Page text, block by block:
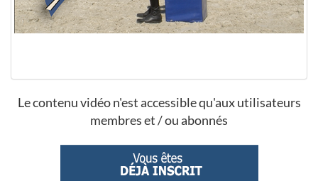
Le contenu vidéo n'est accessible qu'aux utilisateurs
membres et / ou abonnés